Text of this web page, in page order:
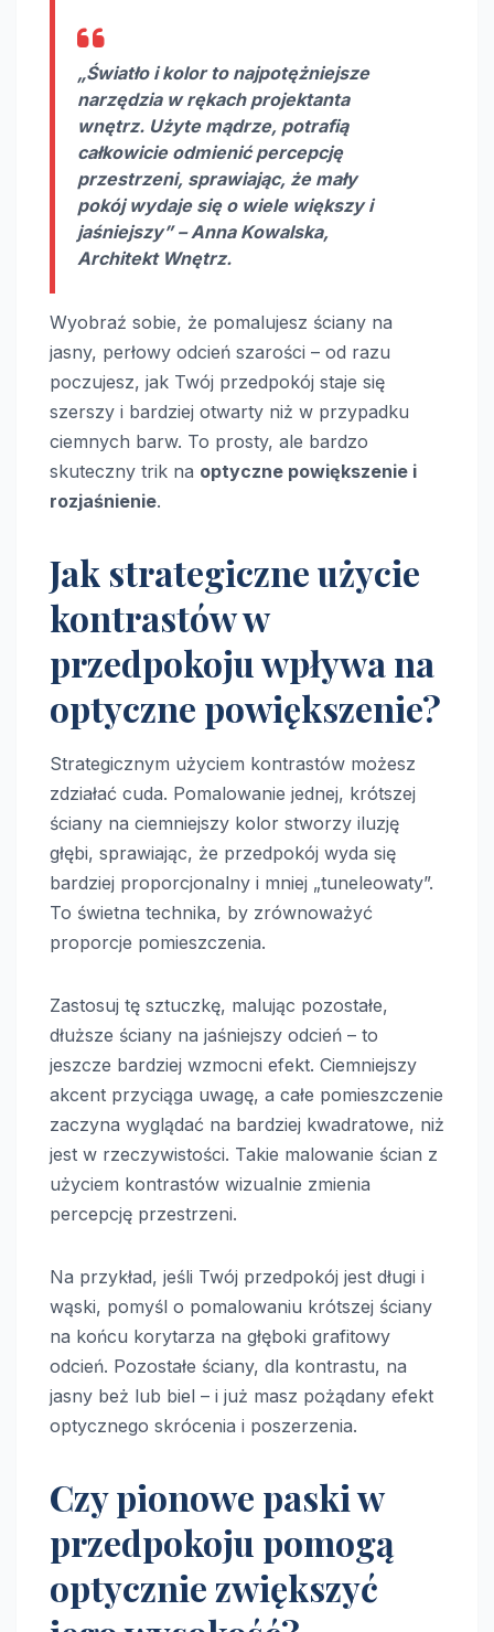
„Światło i kolor to najpotężniejsze
narzędzia w rękach projektanta
wnętrz. Użyte mądrze, potrafią
całkowicie odmienić percepcję
przestrzeni, sprawiając, że mały
pokój wydaje się o wiele większy i
jaśniejszy” – Anna Kowalska,
Architekt Wnętrz.
Wyobraź sobie, że pomalujesz ściany na
jasny, perłowy odcień szarości – od razu
poczujesz, jak Twój przedpokój staje się
szerszy i bardziej otwarty niż w przypadku
ciemnych barw. To prosty, ale bardzo
skuteczny trik na optyczne powiększenie i
rozjaśnienie.
Jak strategiczne użycie
kontrastów w
przedpokoju wpływa na
optyczne powiększenie?
Strategicznym użyciem kontrastów możesz
zdziałać cuda. Pomalowanie jednej, krótszej
ściany na ciemniejszy kolor stworzy iluzję
głębi, sprawiając, że przedpokój wyda się
bardziej proporcjonalny i mniej „tuneleowaty”.
To świetna technika, by zrównoważyć
proporcje pomieszczenia.
Zastosuj tę sztuczkę, malując pozostałe,
dłuższe ściany na jaśniejszy odcień – to
jeszcze bardziej wzmocni efekt. Ciemniejszy
akcent przyciąga uwagę, a całe pomieszczenie
zaczyna wyglądać na bardziej kwadratowe, niż
jest w rzeczywistości. Takie malowanie ścian z
użyciem kontrastów wizualnie zmienia
percepcję przestrzeni.
Na przykład, jeśli Twój przedpokój jest długi i
wąski, pomyśl o pomalowaniu krótszej ściany
na końcu korytarza na głęboki grafitowy
odcień. Pozostałe ściany, dla kontrastu, na
jasny beż lub biel – i już masz pożądany efekt
optycznego skrócenia i poszerzenia.
Czy pionowe paski w
przedpokoju pomogą
optycznie zwiększyć